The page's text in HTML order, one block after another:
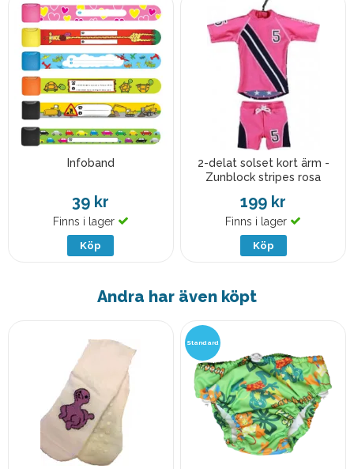
Infoband
39 kr
Finns i lager
Köp
2-delat solset kort ärm -
Zunblock stripes rosa
199 kr
Finns i lager
Köp
Andra har även köpt
Standard